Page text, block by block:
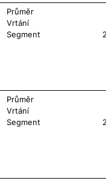
Průměr
Vrtání
Segment
Průměr
Vrtání
Segment